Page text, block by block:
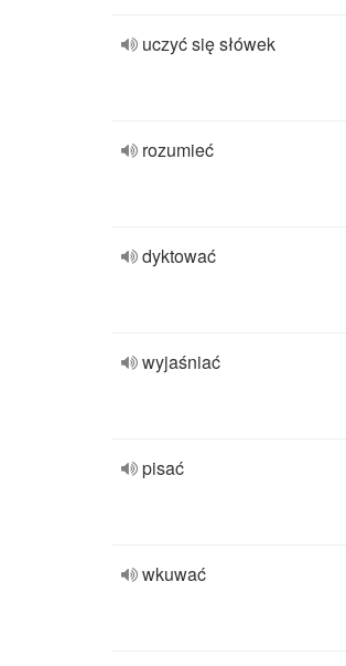
uczyć się słówek
rozumieć
dyktować
wyjaśniać
pisać
wkuwać